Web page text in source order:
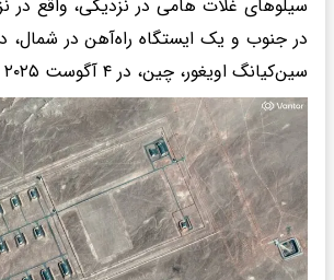
سیلوهای غلات هامی در نزدیکی، واقع در
در جنوب و یک ایستگاه راه‌آهن در شمال،
سین‌کیانگ اویغور، چین، در ۴ آگوست ۲۰۲۵ پشتیبانی می‌کند.